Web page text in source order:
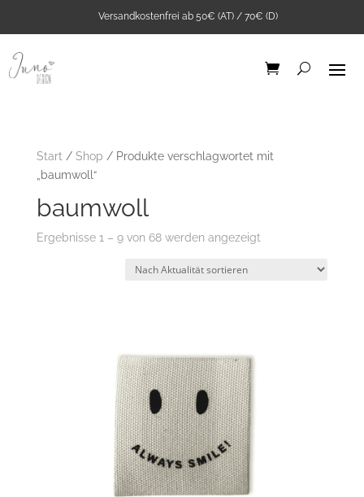
Versandkostenfrei ab 50€ (AT) / 70€ (D)
Start/ Shop / Produkte verschlagwortet mit
„baumwoll“
baumwoll
Ergebnisse 1 – 9 von 68 werden angezeigtNach